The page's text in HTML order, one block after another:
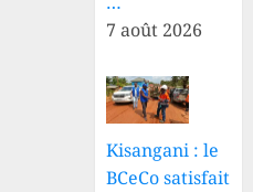
7 août 2026
Kisangani : le
BCeCo satisfait